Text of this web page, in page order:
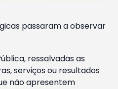
passaram a observar
ressalvadas as
serviços ou resultados
não apresentem